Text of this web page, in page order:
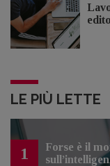
LE PIÙ LETTE
1
Forse è il